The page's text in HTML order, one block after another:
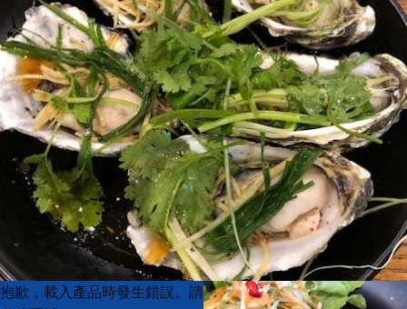
Product
Product
抱歉，載入產品時發生錯誤。請